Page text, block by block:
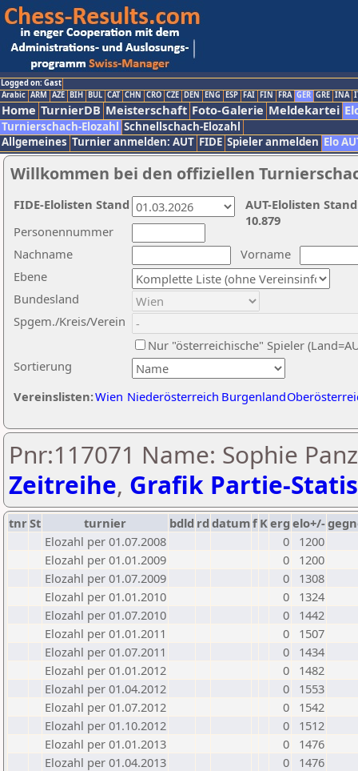
Logged on: Gast
Arabic ARM AZE BIH BUL CAT CHN CRO CZE DEN ENG ESP FAI FIN FRA GER GRE INA
Home TurnierDB Meisterschaft Foto-Galerie Meldekartei
Turnierschach-Elozahl Schnellschach-Elozahl
Allgemeines Turnier anmelden: AUT FIDE Spieler anmelden Elo
Willkommen bei den offiziellen
Nachname
Vorname
Ebene
Sortierung
Personennummer
Bundesland
Spgem./Kreis/Verein
Nur "österreichische" Spieler
Vereinslisten:Wien Niederösterreich Burgenland
AUT-Elolisten
10.879
FIDE-Elolisten Stand
Pnr:117071 Name: Sophie
Zeitreihe, Grafik Partie-
tnrSt turnier bdld rd datumf Kerg elo+/-
Elozahl per 01.07.2008
0
1200
Elozahl per 01.01.2009
0
1200
Elozahl per 01.07.2009
0
1308
Elozahl per 01.01.2010
0
1324
Elozahl per 01.07.2010
0
1442
Elozahl per 01.01.2011
0
1507
Elozahl per 01.07.2011
0
1434
Elozahl per 01.01.2012
0
1482
Elozahl per 01.04.2012
0
1553
Elozahl per 01.07.2012
0
1542
Elozahl per 01.10.2012
0
1512
Elozahl per 01.01.2013
0
1476
Elozahl per 01.04.2013
0
1476